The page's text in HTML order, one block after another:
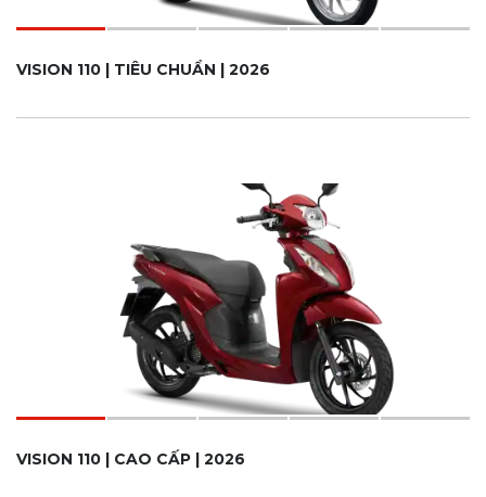
VISION 110 | TIÊU CHUẨN | 2026
VISION 110 | CAO CẤP | 2026